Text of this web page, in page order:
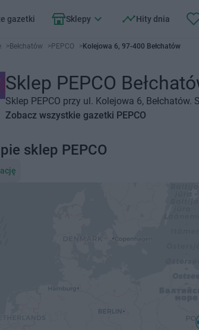
gazetki Sklepy Hity dnia
>Bełchatów >PEPCO >Kolejowa 6, 97-400 Bełchatów
Sklep PEPCO
Sklep PEPCO przy ul. Kolejowa 6,
Zobacz wszystkie gazetki PEPCO
sklep PEPCO